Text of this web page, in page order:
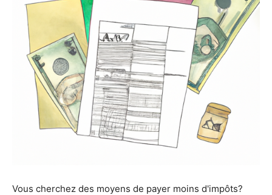
Vous cherchez des moyens de payer moins d'impôts?